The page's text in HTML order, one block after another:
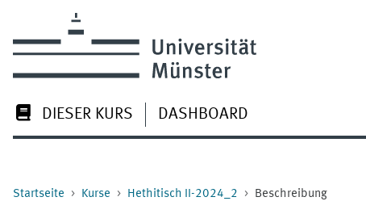
DIESER KURS DASHBOARD
Startseite Kurse Hethitisch II-2024_2 Beschreibung